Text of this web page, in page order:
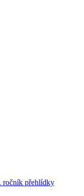
ročník přehlídky